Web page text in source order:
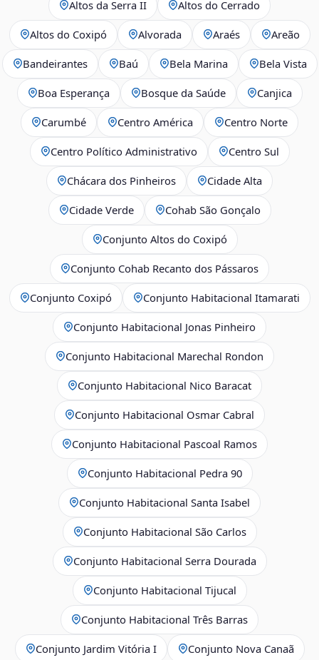
Altos da Serra II Altos do Cerrado
Altos do Coxipó Alvorada Araés Areão
Bandeirantes Baú Bela Marina Bela Vista
Boa Esperança Bosque da Saúde Canjica
Carumbé Centro América Centro Norte
Centro Político Administrativo Centro Sul
Chácara dos Pinheiros Cidade Alta
Cidade Verde Cohab São Gonçalo
Conjunto Altos do Coxipó
Conjunto Cohab Recanto dos Pássaros
Conjunto Coxipó Conjunto Habitacional Itamarati
Conjunto Habitacional Jonas Pinheiro
Conjunto Habitacional Marechal Rondon
Conjunto Habitacional Nico Baracat
Conjunto Habitacional Osmar Cabral
Conjunto Habitacional Pascoal Ramos
Conjunto Habitacional Pedra 90
Conjunto Habitacional Santa Isabel
Conjunto Habitacional São Carlos
Conjunto Habitacional Serra Dourada
Conjunto Habitacional Tijucal
Conjunto Habitacional Três Barras
Conjunto Jardim Vitória I Conjunto Nova Canaã